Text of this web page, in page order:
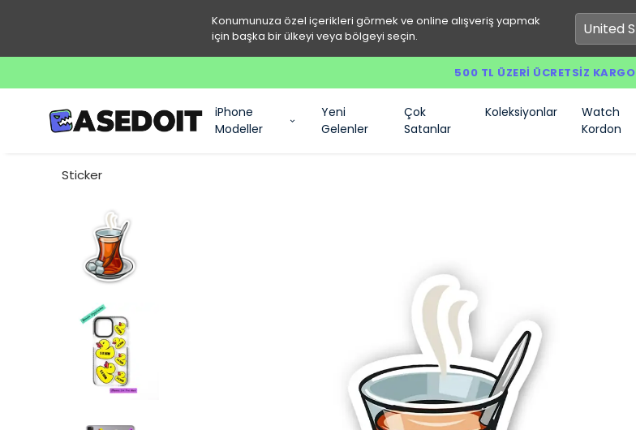
Konumunuza özel içerikleri görmek ve online alışveriş yapmak
için başka bir ülkeyi veya bölgeyi seçin.
500 TL ÜZERI ÜCRETSIZ KARGO
iPhone
Modeller
Yeni
Gelenler
Çok
Satanlar
Koleksiyonlar
Watch
Kordon
Sticker